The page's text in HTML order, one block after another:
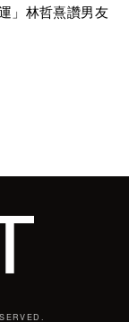
」林哲熹讚男友